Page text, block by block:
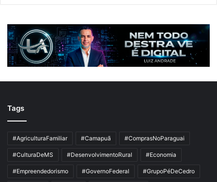
Tags
#AgriculturaFamiliar #Camapuã #ComprasNoParaguai
#CulturaDeMS #DesenvolvimentoRural #Economia
#Empreendedorismo #GovernoFederal #GrupoPéDeCedro